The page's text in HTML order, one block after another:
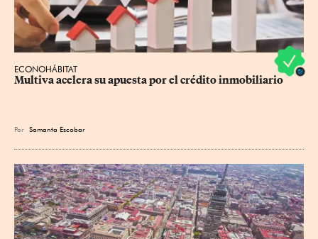
ECONOHÁBITAT
Multiva acelera su apuesta por el crédito inmobiliario
Por Samanta Escobar